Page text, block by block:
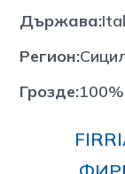
Държава:
Регион:
Грозде: